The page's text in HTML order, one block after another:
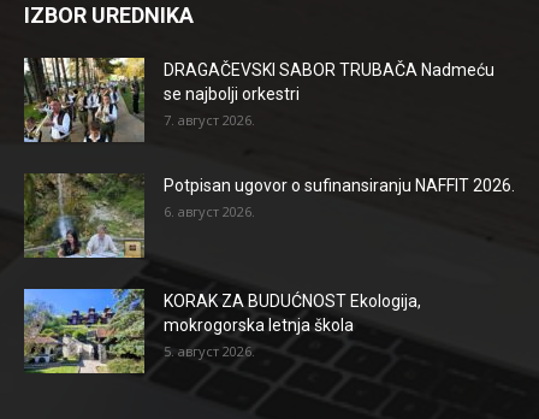
IZBOR UREDNIKA
DRAGAČEVSKI SABOR TRUBAČA Nadmeću
se najbolji orkestri
7. август 2026.
Potpisan ugovor o sufinansiranju NAFFIT 2026.
6. август 2026.
KORAK ZA BUDUĆNOST Ekologija,
mokrogorska letnja škola
5. август 2026.